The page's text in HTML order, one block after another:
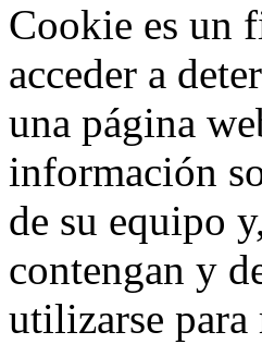
Cookie es un
acceder a
una página
información
de su equipo
contengan y
utilizarse